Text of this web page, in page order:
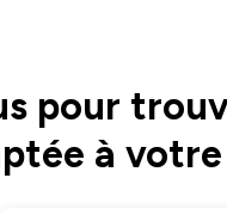
pour
à